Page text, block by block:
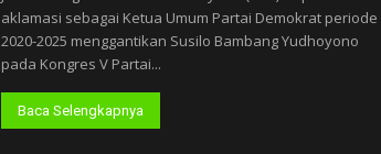
aklamasi sebagai Ketua Umum Partai Demokrat periode
2020-2025 menggantikan Susilo Bambang Yudhoyono
pada Kongres V Partai...
Baca Selengkapnya